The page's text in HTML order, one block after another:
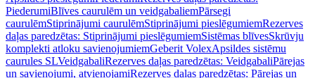
PiederumiBlīves caurulēm un veidgabaliemPārsegi
caurulēmStiprinājumi caurulēmStiprinājumi pieslēgumiemRezerves
daļas paredzētas: Stiprinājumi pieslēgumiemSistēmas blīvesSkrūvju
komplekti atloku savienojumiemGeberit VolexApsildes sistēmu
caurules SLVeidgabaliRezerves daļas paredzētas: VeidgabaliPārejas
un savienojumi, atvienojamiRezerves daļas paredzētas: Pārejas un